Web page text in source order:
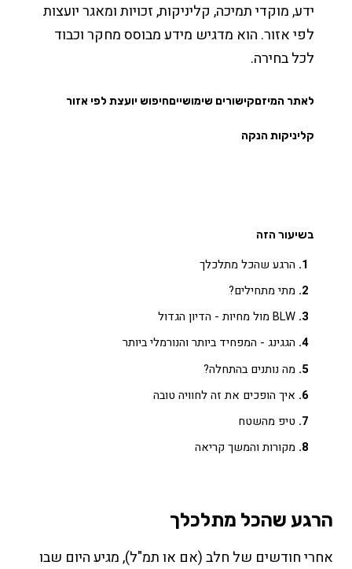
ידע, מוקדי תמיכה, קליניקות, זכויות ומאגר יועצות
לפי אזור. הוא מדגיש מידע מבוסס מחקר וכבוד
לכל בחירה.
לאתר המיזםקישורים שימושייםחיפוש יועצת לפי אזור
קליניקות הנקה
בשיעור הזה
הרגע שהכל מתלכלך
מתי מתחילים?
BLW מול מחיות - הדיון הגדול
הגגינג - המפחיד ביותר והנורמלי ביותר
מה נותנים בהתחלה?
איך הופכים את זה לחוויה טובה
טיפ מהשטח
מקורות והמשך קריאה
הרגע שהכל מתלכלך
אחרי חודשים של חלב (אם או תמ"ל), מגיע היום שבו